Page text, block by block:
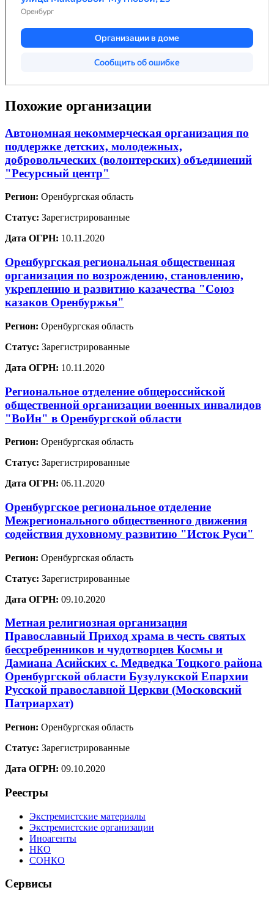
Похожие организации
Автономная некоммерческая организация по
поддержке детских, молодежных,
добровольческих (волонтерских) объединений
"Ресурсный центр"
Регион: Оренбургская область
Статус: Зарегистрированные
Дата ОГРН: 10.11.2020
Оренбургская региональная общественная
организация по возрождению, становлению,
укреплению и развитию казачества "Союз
казаков Оренбуржья"
Регион: Оренбургская область
Статус: Зарегистрированные
Дата ОГРН: 10.11.2020
Региональное отделение общероссийской
общественной организации военных инвалидов
"ВоИн" в Оренбургской области
Регион: Оренбургская область
Статус: Зарегистрированные
Дата ОГРН: 06.11.2020
Оренбургское региональное отделение
Межрегионального общественного движения
содействия духовному развитию "Исток Руси"
Регион: Оренбургская область
Статус: Зарегистрированные
Дата ОГРН: 09.10.2020
Метная религиозная организация
Православный Приход храма в честь святых
бессребренников и чудотворцев Космы и
Дамиана Асийских с. Медведка Тоцкого района
Оренбургской области Бузулукской Епархии
Русской православной Церкви (Московский
Патриархат)
Регион: Оренбургская область
Статус: Зарегистрированные
Дата ОГРН: 09.10.2020
Реестры
Экстремистские материалы
Экстремистские организации
Иноагенты
НКО
СОНКО
Сервисы